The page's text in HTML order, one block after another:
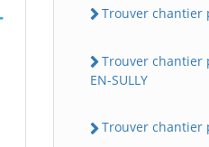
Trouver chantier
Trouver chantier
EN-SULLY
Trouver chantier